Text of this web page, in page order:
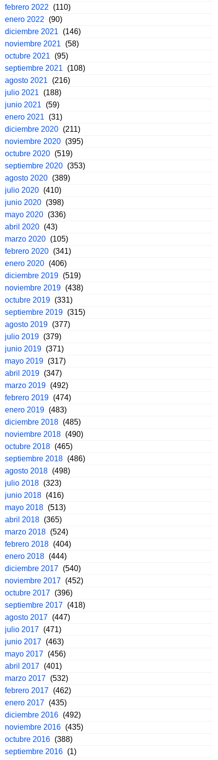
febrero 2022
(110)
enero 2022
(90)
diciembre 2021
(146)
noviembre 2021
(58)
octubre 2021
(95)
septiembre 2021
(108)
agosto 2021
(216)
julio 2021
(188)
junio 2021
(59)
enero 2021
(31)
diciembre 2020 (211)
noviembre 2020 (395)
octubre 2020 (519)
septiembre 2020 (353)
agosto 2020 (389)
julio 2020 (410)
junio 2020 (398)
mayo 2020 (336)
abril 2020 (43)
marzo 2020 (105)
febrero 2020 (341)
enero 2020 (406)
diciembre 2019 (519)
noviembre 2019 (438)
octubre 2019 (331)
septiembre 2019 (315)
agosto 2019 (377)
julio 2019 (379)
junio 2019 (371)
mayo 2019 (317)
abril 2019 (347)
marzo 2019 (492)
febrero 2019 (474)
enero 2019 (483)
diciembre 2018 (485)
noviembre 2018 (490)
octubre 2018 (465)
septiembre 2018 (486)
agosto 2018 (498)
julio 2018 (323)
junio 2018 (416)
mayo 2018 (513)
abril 2018 (365)
marzo 2018 (524)
febrero 2018 (404)
enero 2018 (444)
diciembre 2017 (540)
noviembre 2017 (452)
octubre 2017 (396)
septiembre 2017 (418)
agosto 2017 (447)
julio 2017 (471)
junio 2017 (463)
mayo 2017 (456)
abril 2017 (401)
marzo 2017 (532)
febrero 2017 (462)
enero 2017 (435)
diciembre 2016 (492)
noviembre 2016 (435)
octubre 2016 (388)
septiembre 2016 (1)